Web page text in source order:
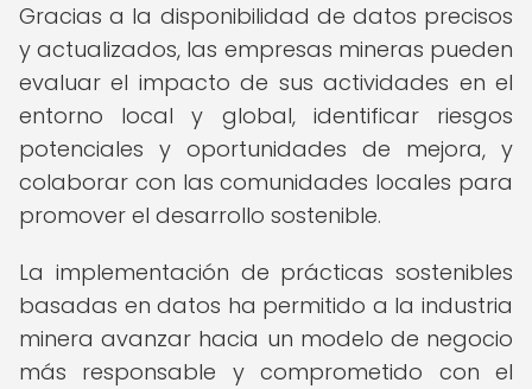
Gracias a la disponibilidad de datos precisos
y actualizados, las empresas mineras pueden
evaluar el impacto de sus actividades en el
entorno local y global, identificar riesgos
potenciales y oportunidades de mejora, y
colaborar con las comunidades locales para
promover el desarrollo sostenible.
La implementación de prácticas sostenibles
basadas en datos ha permitido a la industria
minera avanzar hacia un modelo de negocio
más responsable y comprometido con el